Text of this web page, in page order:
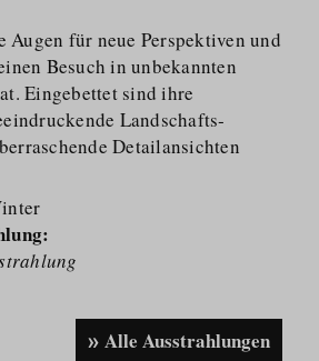
Augen für neue Perspektiven und
Besuch in unbekannten
Eingebettet sind ihre
Landschafts­
Detailansichten
Alle Ausstrahlungen